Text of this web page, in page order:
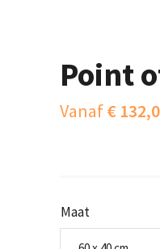
Point
Vanaf€
Maat